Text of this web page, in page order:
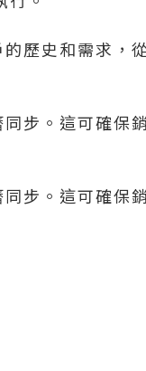
歷史和需求，
步。這可確保
步。這可確保